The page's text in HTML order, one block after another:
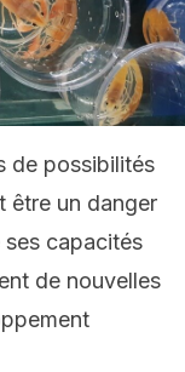
de possibilités
être un danger
ses capacités
de nouvelles